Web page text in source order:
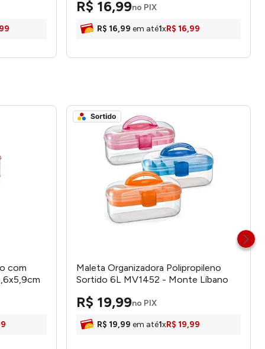
99
R$ 16,99no PIX
R$ 16,99 em até1xR$ 16,99
com
Maleta Organizadora Polipropileno
Sortido 6L MV1452 - Monte Líbano
R$ 19,99no PIX
R$ 19,99 em até1xR$ 19,99